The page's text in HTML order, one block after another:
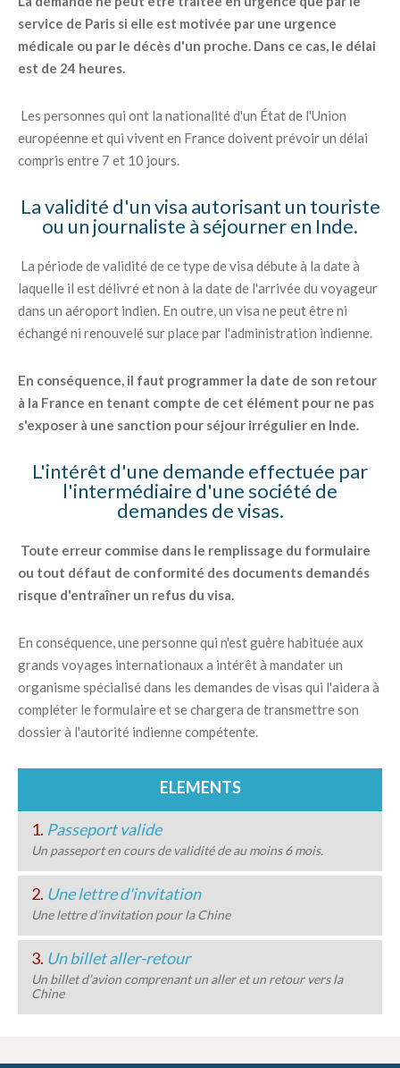
service de Paris si elle est motivée par une urgence
médicale ou par le décès d'un proche. Dans ce cas, le délai
est de 24 heures.
Les personnes qui ont la nationalité d'un État de l'Union
européenne et qui vivent en France doivent prévoir un délai
compris entre 7 et 10 jours.
La validité d'un visa autorisant un touriste
ou un journaliste à séjourner en Inde.
La période de validité de ce type de visa débute à la date à
laquelle il est délivré et non à la date de l'arrivée du voyageur
dans un aéroport indien. En outre, un visa ne peut être ni
échangé ni renouvelé sur place par l'administration indienne.
En conséquence, il faut programmer la date de son retour
à la France en tenant compte de cet élément pour ne pas
s'exposer à une sanction pour séjour irrégulier en Inde.
L'intérêt d'une demande effectuée par
l'intermédiaire d'une société de
demandes de visas.
Toute erreur commise dans le remplissage du formulaire
ou tout défaut de conformité des documents demandés
risque d'entraîner un refus du visa.
En conséquence, une personne qui n'est guère habituée aux
grands voyages internationaux a intérêt à mandater un
organisme spécialisé dans les demandes de visas qui l'aidera à
compléter le formulaire et se chargera de transmettre son
dossier à l'autorité indienne compétente.
ELEMENTS
1. Passeport valide
Un passeport en cours de validité de au moins 6 mois.
2. Une lettre d'invitation
Une lettre d’invitation pour la Chine
3. Un billet aller-retour
Un billet d’avion comprenant un aller et un retour vers la
Chine